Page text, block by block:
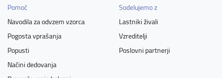
Pomoč
Navodila za odvzem vzorca
Pogosta vprašanja
Popusti
Načini dedovanja
Sodelujemo z
Lastniki živali
Vzreditelji
Poslovni partnerji